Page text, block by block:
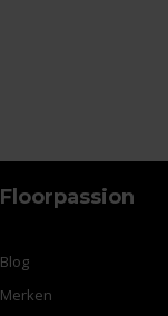
Floorpassion
Blog
Merken